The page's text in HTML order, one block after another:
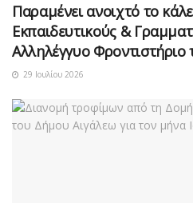
Παραμένει ανοιχτό το
Εκπαιδευτικούς &
Αλληλέγγυο
29 Ιουλίου 2026